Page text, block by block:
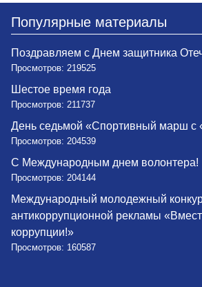
Популярные материалы
Поздравляем с Днем защитника
Просмотров: 219525
Шестое время года
Просмотров: 211737
День седьмой «Спортивный марш с
Просмотров: 204539
С Международным днем волонтера!
Просмотров: 204144
Международный молодежный
антикоррупционной рекламы
коррупции!»
Просмотров: 160587